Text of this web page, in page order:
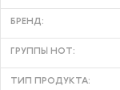
БРЕНД:
ГРУППЫ НОТ:
ТИП ПРОДУКТА: